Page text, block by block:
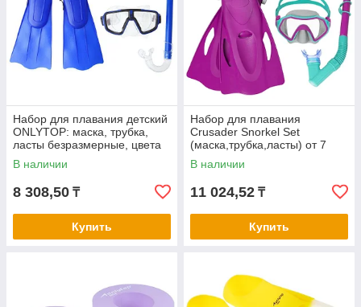
Набор для плавания детский
ONLYTOP: маска, трубка,
ласты безразмерные, цвета
МИКС
В наличии
8 308,50 ₸
Купить
Набор для плавания
Crusader Snorkel Set
(маска,трубка,ласты) от 7
лет, цвета микс 25046
В наличии
11 024,52 ₸
Купить